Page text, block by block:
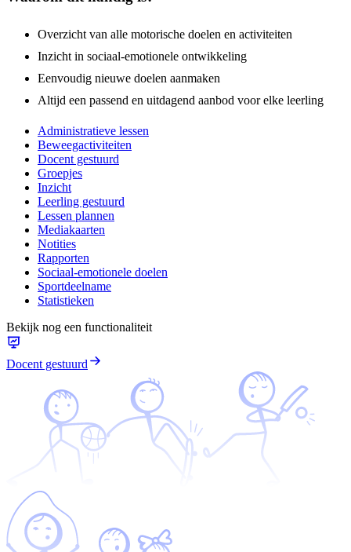
Overzicht van alle motorische doelen en activiteiten
Inzicht in sociaal-emotionele ontwikkeling
Eenvoudig nieuwe doelen aanmaken
Altijd een passend en uitdagend aanbod voor elke leerling
Administratieve lessen
Beweegactiviteiten
Docent gestuurd
Groepjes
Inzicht
Leerling gestuurd
Lessen plannen
Mediakaarten
Notities
Rapporten
Sociaal-emotionele doelen
Sportdeelname
Statistieken
Bekijk nog een functionaliteit
Docent gestuurd